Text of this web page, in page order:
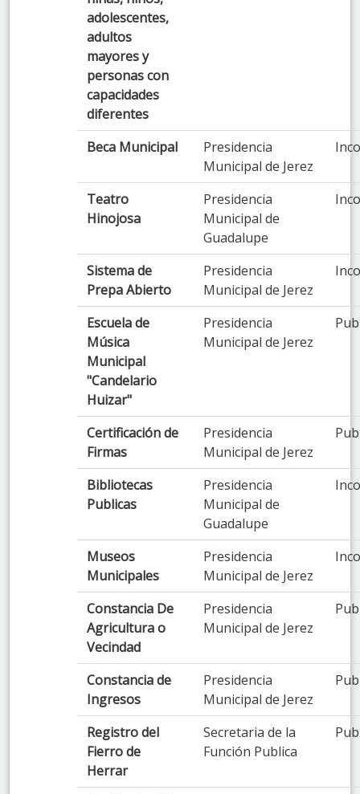
adolescentes,
adultos
mayores y
personas con
capacidades
diferentes
Beca Municipal
Presidencia
Municipal de Jerez
Teatro
Hinojosa
Presidencia
Municipal de
Guadalupe
Sistema de
Prepa Abierto
Presidencia
Municipal de Jerez
Escuela de
Música
Municipal
"Candelario
Huizar"
Presidencia
Municipal de Jerez
Certificación de
Firmas
Presidencia
Municipal de Jerez
Bibliotecas
Publicas
Presidencia
Municipal de
Guadalupe
Museos
Municipales
Presidencia
Municipal de Jerez
Constancia De
Agricultura o
Vecindad
Presidencia
Municipal de Jerez
Constancia de
Ingresos
Presidencia
Municipal de Jerez
Registro del
Fierro de
Herrar
Secretaria de la
Función Publica